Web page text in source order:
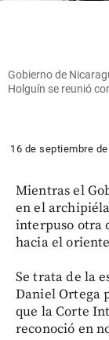
Gobierno de
Holguín se reunió
16 de septiembre
Mientras el
en el
interpuso otra
hacia el
Se trata de la
Daniel Ortega
que la Corte
reconoció en